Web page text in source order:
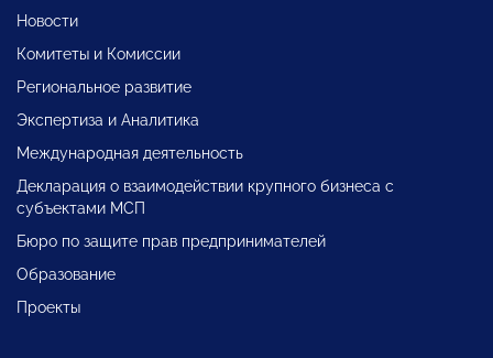
Новости
Комитеты и Комиссии
Региональное развитие
Экспертиза и Аналитика
Международная деятельность
Декларация о взаимодействии крупного бизнеса с
субъектами МСП
Бюро по защите прав предпринимателей
Образование
Проекты